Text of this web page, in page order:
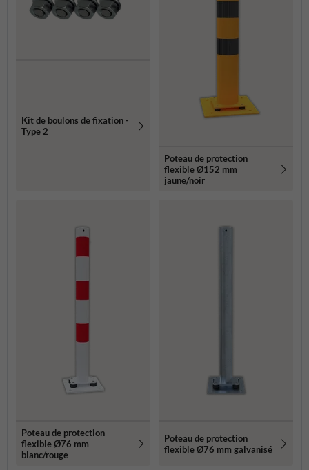
Kit de boulons de fixation -
Type 2
Poteau de protection
flexible Ø152 mm
jaune/noir
Poteau de protection
flexible Ø76 mm
blanc/rouge
Poteau de protection
flexible Ø76 mm galvanisé